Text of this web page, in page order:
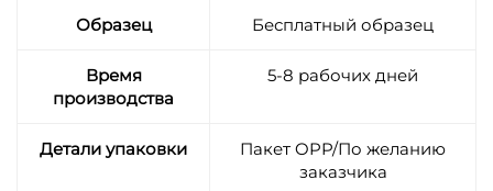
Образец Бесплатный образец
Время
производства
5-8 рабочих дней
Детали упаковки
Пакет OPP/По желанию
заказчика